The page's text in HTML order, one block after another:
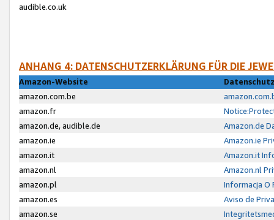
audible.co.uk
ANHANG 4: DATENSCHUTZERKLÄRUNG FÜR DIE
Amazon-Website
amazon.com.be
amazon.fr
amazon.de, audible.de
Amazon.de
amazon.ie
Amazon.ie
amazon.it
Amazon.it
amazon.nl
Amazon.nl
amazon.pl
Informacja O
amazon.es
Aviso de
amazon.se